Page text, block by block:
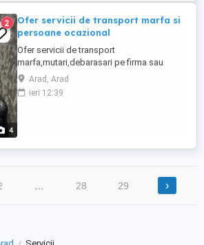
4
2
Ofer servicii de transport marfa si
persoane ocazional
Ofer servicii de transport
marfa,mutari,debarasari pe firma sau
persoana fizica.. mai ofer si servicii de
transport persoane ocazional cu masina
mica... ofer servicii de cea mai buna
Arad, Arad
ieri 12:39
28 29 ›